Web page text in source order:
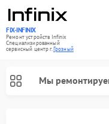
FIX-INFINIX
Ремонт устройств Infinix
Специализированный
cервисный центр г.Грозный
Мы